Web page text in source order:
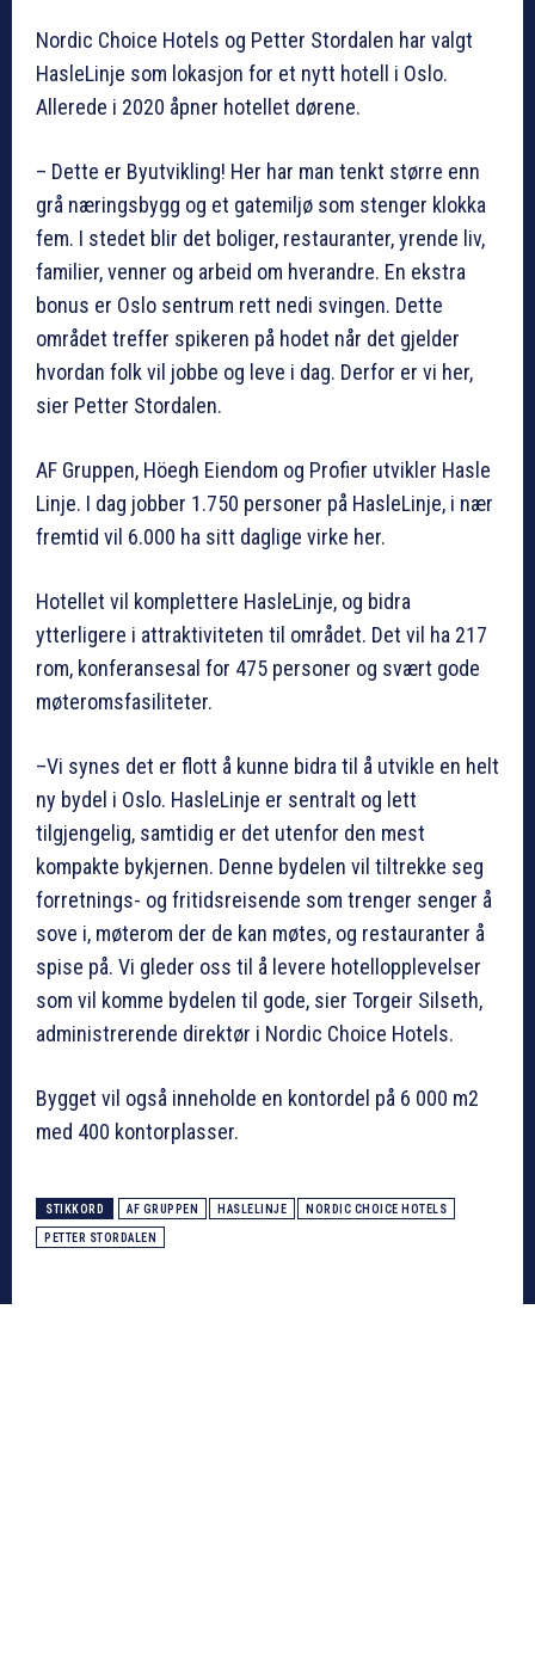
Nordic Choice Hotels og Petter Stordalen har valgt
HasleLinje som lokasjon for et nytt hotell i Oslo.
Allerede i 2020 åpner hotellet dørene.
– Dette er Byutvikling! Her har man tenkt større enn
grå næringsbygg og et gatemiljø som stenger klokka
fem. I stedet blir det boliger, restauranter, yrende liv,
familier, venner og arbeid om hverandre. En ekstra
bonus er Oslo sentrum rett nedi svingen. Dette
området treffer spikeren på hodet når det gjelder
hvordan folk vil jobbe og leve i dag. Derfor er vi her,
sier Petter Stordalen.
AF Gruppen, Höegh Eiendom og Profier utvikler Hasle
Linje. I dag jobber 1.750 personer på HasleLinje, i nær
fremtid vil 6.000 ha sitt daglige virke her.
Hotellet vil komplettere HasleLinje, og bidra
ytterligere i attraktiviteten til området. Det vil ha 217
rom, konferansesal for 475 personer og svært gode
møteromsfasiliteter.
–Vi synes det er flott å kunne bidra til å utvikle en helt
ny bydel i Oslo. HasleLinje er sentralt og lett
tilgjengelig, samtidig er det utenfor den mest
kompakte bykjernen. Denne bydelen vil tiltrekke seg
forretnings- og fritidsreisende som trenger senger å
sove i, møterom der de kan møtes, og restauranter å
spise på. Vi gleder oss til å levere hotellopplevelser
som vil komme bydelen til gode, sier Torgeir Silseth,
administrerende direktør i Nordic Choice Hotels.
Bygget vil også inneholde en kontordel på 6 000 m2
med 400 kontorplasser.
STIKKORD AF GRUPPEN HASLELINJE NORDIC CHOICE HOTELS
PETTER STORDALEN